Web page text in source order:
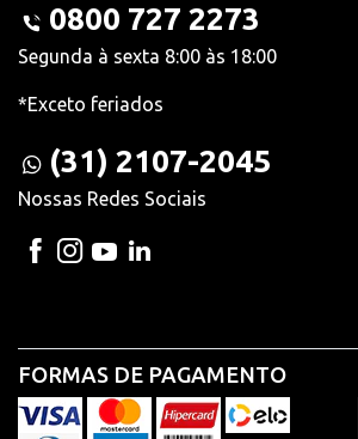
0800 727 2273
Segunda à sexta 8:00 às 18:00
*Exceto feriados
(31) 2107-2045
Nossas Redes Sociais
FORMAS DE PAGAMENTO